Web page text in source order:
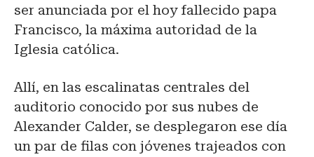
ser anunciada por el hoy fallecido papa
Francisco, la máxima autoridad de la
Iglesia católica.
Allí, en las escalinatas centrales del
auditorio conocido por sus nubes de
Alexander Calder, se desplegaron ese día
un par de filas con jóvenes trajeados con